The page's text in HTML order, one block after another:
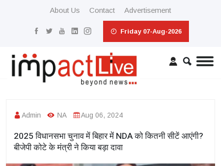
About Us Contact Advertisement
Friday 07-Aug-2026
Admin NA Aug 06, 2024
2025 विधानसभा चुनाव में बिहार में NDA को कितनी सीटें आएंगी?
बीजेपी कोटे के मंत्री ने किया बड़ा दावा